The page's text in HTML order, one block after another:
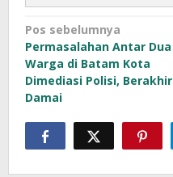
Navigasi
pos
Pos sebelumnya
Permasalahan Antar Dua
Warga di Batam Kota
Dimediasi Polisi, Berakhir
Damai